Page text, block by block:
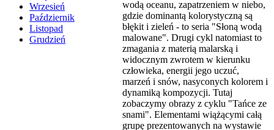
Wrzesień
Październik
Listopad
Grudzień
wodą oceanu, zapatrzeniem w niebo,
gdzie dominantą kolorystyczną są
błękit i zieleń - to seria "Słoną wodą
malowane". Drugi cykl natomiast to
zmagania z materią malarską i
widocznym zwrotem w kierunku
człowieka, energii jego uczuć,
marzeń i snów, nasyconych kolorem i
dynamiką kompozycji. Tutaj
zobaczymy obrazy z cyklu "Tańce ze
snami". Elementami wiążącymi całą
grupę prezentowanych na wystawie